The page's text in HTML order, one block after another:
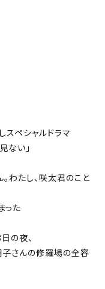
ペシャルドラマ
ない」
わたし、咲太君のこと
―――
の夜、
さんの修羅場の全容